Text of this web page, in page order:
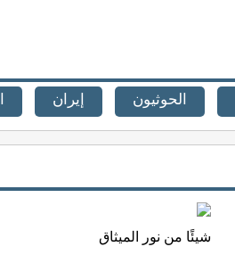
الحوثيون إيران
شيئًا من نور الميثاق